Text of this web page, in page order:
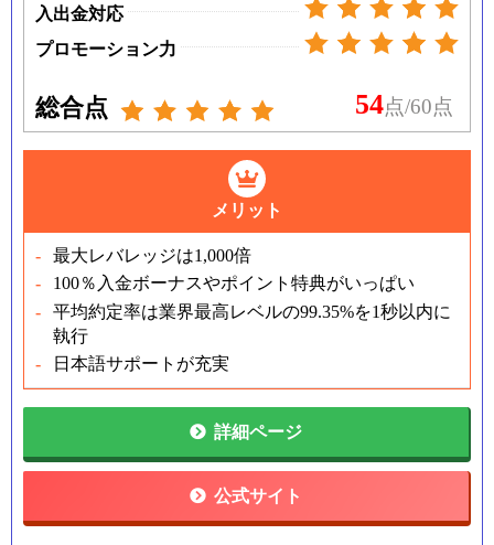
入出金対応
プロモーション力
総合点 54点/60点
メリット
最大レバレッジは1,000倍
100％入金ボーナスやポイント特典がいっぱい
平均約定率は業界最高レベルの99.35%を1秒以内に
執行
日本語サポートが充実
詳細ページ
公式サイト